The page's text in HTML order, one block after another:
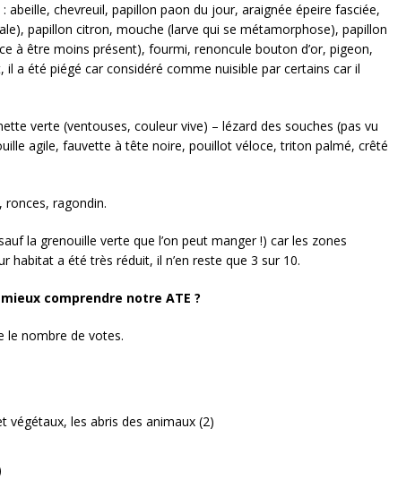
: abeille, chevreuil, papillon paon du jour, araignée épeire fasciée,
papillon citron, mouche (larve qui se métamorphose), papillon
à être moins présent), fourmi, renoncule bouton d’or, pigeon,
il a été piégé car considéré comme nuisible par certains car il
verte (ventouses, couleur vive) – lézard des souches (pas vu
agile, fauvette à tête noire, pouillot véloce, triton palmé, crêté
ronces, ragondin.
la grenouille verte que l’on peut manger !) car les zones
habitat a été très réduit, il n’en reste que 3 sur 10.
comprendre notre ATE ?
le nombre de votes.
végétaux, les abris des animaux (2)